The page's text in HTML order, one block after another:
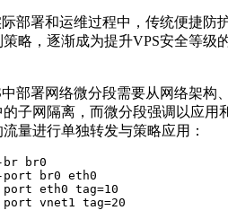
际部署和运维过程中，传统便捷防
略，逐渐成为提升VPS安全等级
中部署网络微分段需要从网络架构
的子网隔离，而微分段强调以应用
量进行单独转发与策略应用：
br br0
br0 eth0
eth0 tag=10
vnet1 tag=20